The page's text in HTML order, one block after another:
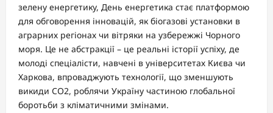
зелену енергетику, День енергетика стає платформою
для обговорення інновацій, як біогазові установки в
аграрних регіонах чи вітряки на узбережжі Чорного
моря. Це не абстракції – це реальні історії успіху, де
молоді спеціалісти, навчені в університетах Києва чи
Харкова, впроваджують технології, що зменшують
викиди CO2, роблячи Україну частиною глобальної
боротьби з кліматичними змінами.